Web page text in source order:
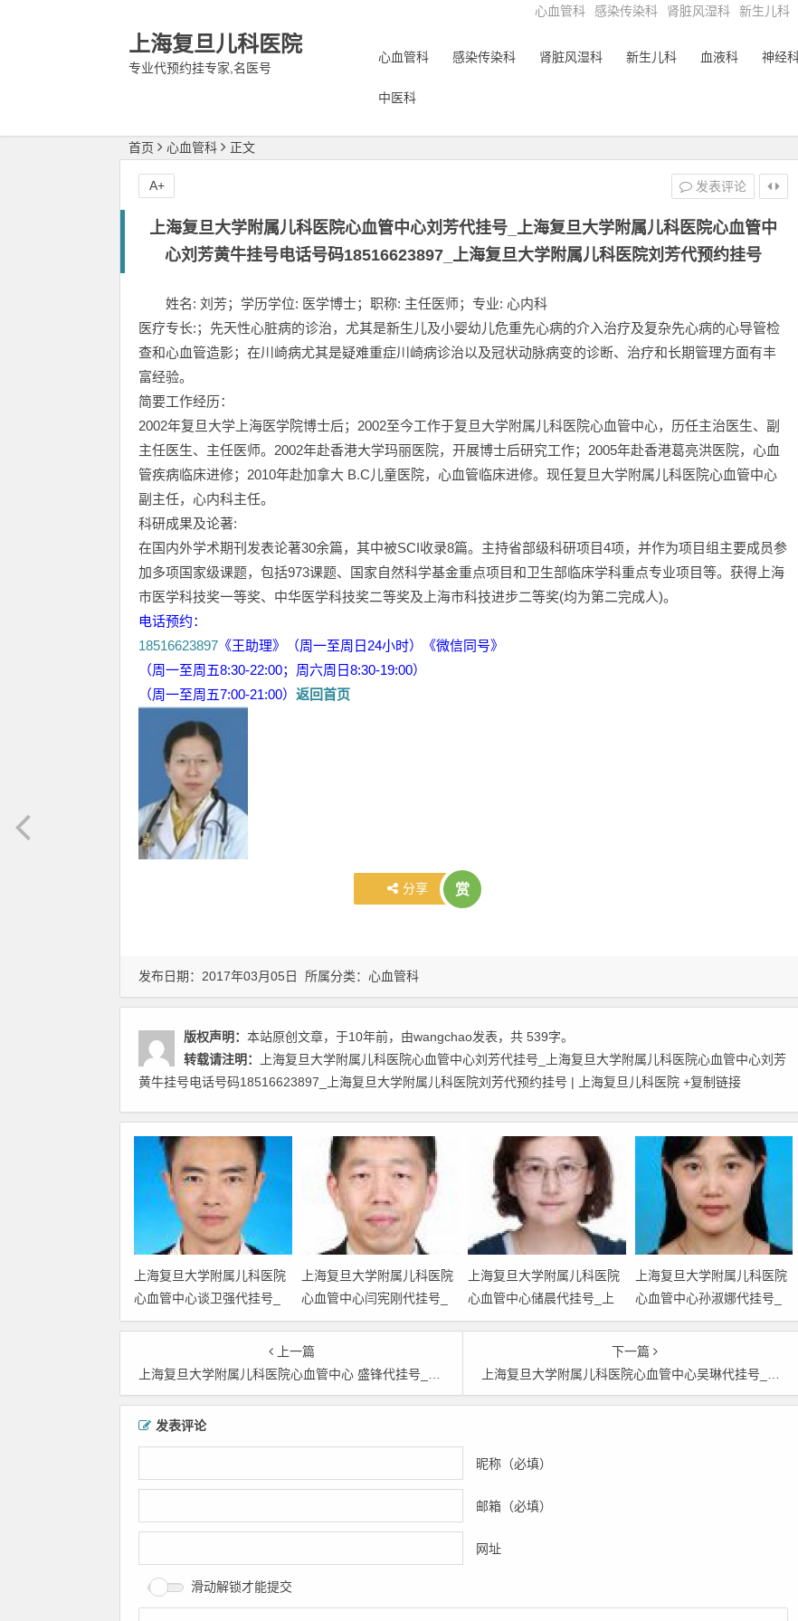
心血管科 感染传染科 肾脏风湿科 新生儿科
上海复旦儿科医院
专业代预约挂专家,名医号
心血管科 感染传染科 肾脏风湿科 新生儿科 血液科 神经
中医科
首页 心血管科 正文
上海复旦大学附属儿科医院心血管中心刘芳代挂号_上海复旦大学附属儿科医院心血管中
心刘芳黄牛挂号电话号码18516623897_上海复旦大学附属儿科医院刘芳代预约挂号
姓名: 刘芳；学历学位: 医学博士；职称: 主任医师；专业: 心内科
医疗专长:；先天性心脏病的诊治，尤其是新生儿及小婴幼儿危重先心病的介入治疗及复杂先心病的心导管检
查和心血管造影；在川崎病尤其是疑难重症川崎病诊治以及冠状动脉病变的诊断、治疗和长期管理方面有丰
富经验。
简要工作经历：
2002年复旦大学上海医学院博士后；2002至今工作于复旦大学附属儿科医院心血管中心，历任主治医生、副
主任医生、主任医师。2002年赴香港大学玛丽医院，开展博士后研究工作；2005年赴香港葛亮洪医院，心血
管疾病临床进修；2010年赴加拿大 B.C儿童医院，心血管临床进修。现任复旦大学附属儿科医院心血管中心
副主任，心内科主任。
科研成果及论著:
在国内外学术期刊发表论著30余篇，其中被SCI收录8篇。主持省部级科研项目4项，并作为项目组主要成员参
加多项国家级课题，包括973课题、国家自然科学基金重点项目和卫生部临床学科重点专业项目等。获得上海
市医学科技奖一等奖、中华医学科技奖二等奖及上海市科技进步二等奖(均为第二完成人)。
电话预约：
18516623897 《王助理》（周一至周日24小时）《微信同号》
（周一至周五8:30-22:00；周六周日8:30-19:00）
（周一至周五7:00-21:00） 返回首页
赞
赏
分享
发表评论
A+
发布日期：2017年03月05日 所属分类： 心血管科
版权声明： 本站原创文章，于10年前，由wangchao发表，共 539字。
转载请注明：
上海复旦大学附属儿科医院心血管中心刘芳代挂号_上海复旦大学附属儿科医院心血管中心刘芳
黄牛挂号电话号码18516623897_上海复旦大学附属儿科医院刘芳代预约挂号 | 上海复旦儿科医院 +复制链接
上海复旦大学附属儿科医院
心血管中心谈卫强代挂号_
上海复旦大学附属儿科医院
心血管中心谈卫强黄牛挂号
电话号码18516623897_上
上海复旦大学附属儿科医院
心血管中心闫宪刚代挂号_
上海复旦大学附属儿科医院
心血管中心闫宪刚黄牛挂号
电话号码 18516623897_上
上海复旦大学附属儿科医院
心血管中心储晨代挂号_上
海复旦大学附属儿科医院心
血管中心储晨黄牛挂号电话
号码18516623897_上海复
上海复旦大学附属儿科医院
心血管中心孙淑娜代挂号_
上海复旦大学附属儿科医院
心血管中心孙淑娜黄牛挂号
电话号码18516623897_上
上一篇
上海复旦大学附属儿科医院心血管中心 盛锋代挂号_上海复旦大学附属儿科医院心血管中心盛锋黄牛挂号电话号码18516623897_上海复旦大学附属儿科医院盛锋代预约挂号
下一篇
上海复旦大学附属儿科医院心血管中心吴琳代挂号_上海复旦大学附属儿科医院心血管中心吴琳黄牛挂号电话号码18516623897_上海复旦大学附属儿科医院吴琳代预约挂号
发表评论
昵称（必填）
邮箱（必填）
网址
滑动解锁才能提交